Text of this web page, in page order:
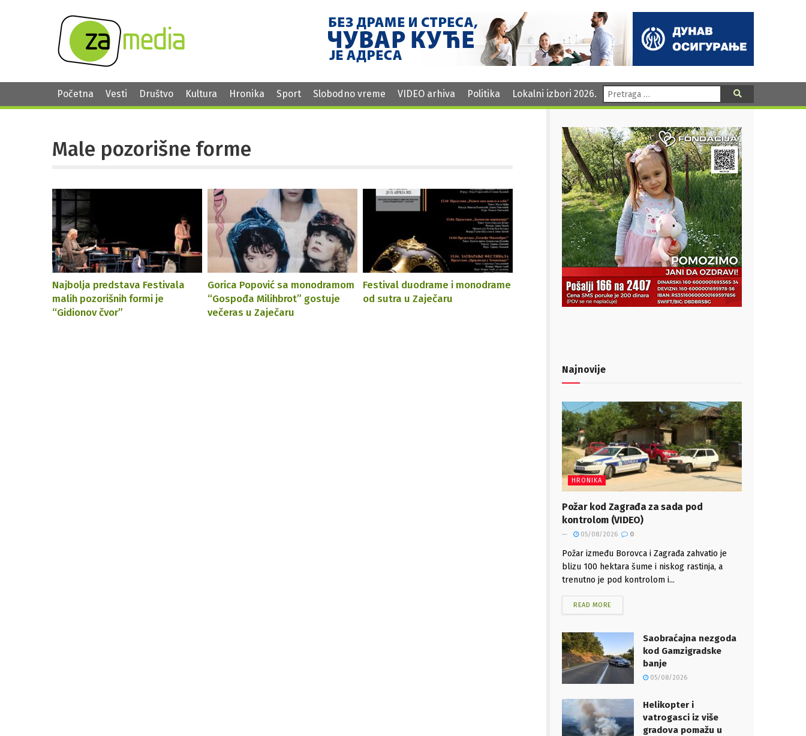
Početna Vesti Društvo Kultura Hronika Sport Slobodno vreme VIDEO arhiva Politika Lokalni izbori 2026. Pretraga:
Male pozorišne forme
Najbolja predstava Festivala
malih pozorišnih formi je
“Gidionov čvor”
Gorica Popović sa monodramom
“Gospođa Milihbrot” gostuje
večeras u Zaječaru
Festival duodrame i monodrame
od sutra u Zaječaru
Najnovije
HRONIKA
Požar kod Zagrađa za sada pod
kontrolom (VIDEO)
05/08/2026 0
Požar između Borovca i Zagrađa zahvatio je
blizu 100 hektara šume i niskog rastinja, a
trenutno je pod kontrolom i...
READ MORE
Saobraćajna nezgoda
kod Gamzigradske
banje
05/08/2026
Helikopter i
vatrogasci iz više
gradova pomažu u